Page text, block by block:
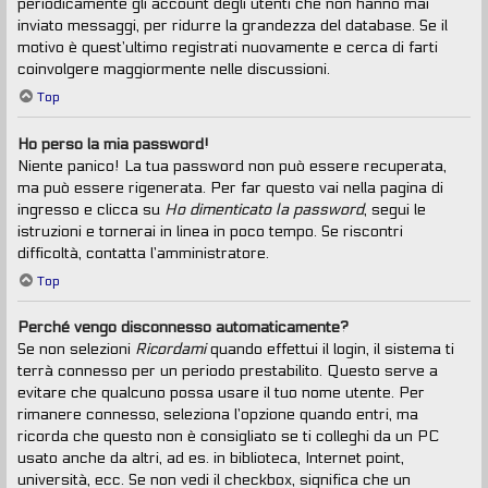
periodicamente gli account degli utenti che non hanno mai
inviato messaggi, per ridurre la grandezza del database. Se il
motivo è quest’ultimo registrati nuovamente e cerca di farti
coinvolgere maggiormente nelle discussioni.
Top
Ho perso la mia password!
Niente panico! La tua password non può essere recuperata,
ma può essere rigenerata. Per far questo vai nella pagina di
ingresso e clicca su Ho dimenticato la password, segui le
istruzioni e tornerai in linea in poco tempo. Se riscontri
difficoltà, contatta l’amministratore.
Top
Perché vengo disconnesso automaticamente?
Se non selezioni Ricordamiquando effettui il login, il sistema ti
terrà connesso per un periodo prestabilito. Questo serve a
evitare che qualcuno possa usare il tuo nome utente. Per
rimanere connesso, seleziona l’opzione quando entri, ma
ricorda che questo non è consigliato se ti colleghi da un PC
usato anche da altri, ad es. in biblioteca, Internet point,
università, ecc. Se non vedi il checkbox, significa che un